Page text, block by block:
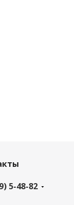
5-48-82